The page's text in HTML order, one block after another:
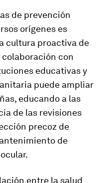
de prevención
orígenes es
cultura proactiva de
con
educativas y
puede ampliar
educando a las
de las revisiones
precoz de
de
entre la salud